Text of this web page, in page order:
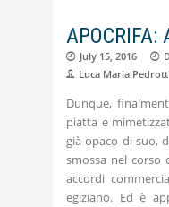
July 15, 2016
Luca Maria
Dunque,
piatta e
già opaco di suo,
smossa nel corso
accordi
egiziano. Ed è